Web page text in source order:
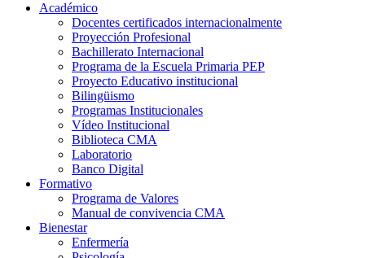
Académico
Docentes certificados internacionalmente
Proyección Profesional
Bachillerato Internacional
Programa de la Escuela Primaria PEP
Proyecto Educativo institucional
Bilingüismo
Programas Institucionales
Vídeo Institucional
Biblioteca CMA
Laboratorio
Banco Digital
Formativo
Programa de Valores
Manual de convivencia CMA
Bienestar
Enfermería